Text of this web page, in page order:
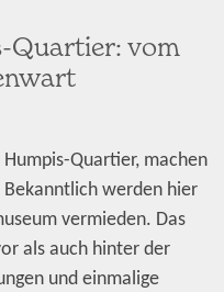
Quartier: vom
Quartier, machen
werden hier
vermieden. Das
als auch hinter der
und einmalige